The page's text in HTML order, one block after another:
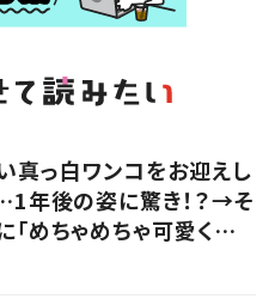
真っ白ワンコをお迎えし
年後の姿に驚き！？→そ
「めちゃめちゃ可愛くて